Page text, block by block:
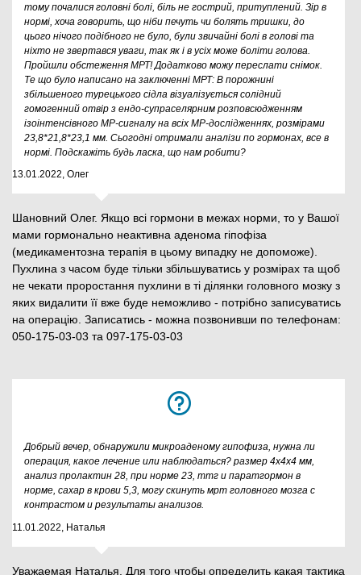
тому почалися головні болі, біль не гострий, притуплений. Зір в
нормі, хоча говорить, що ніби печуть чи болять тришки, до
цього нічого подібного не було, були звичайні болі в голові та
ніхто не звертався уваги, так як і в усіх може боліти голова.
Пройшли обстеження МРТ! Додатково можу переслати снімок.
Те що було написано на заключенні МРТ: В порожнині
збільшеного турецького сідла візуалізується солідний
гомогенний отвір з ендо-супраселярним розповсюдженням
ізоінтенсівного МР-сигналу на всіх МР-дослідженнях, розмірами
23,8*21,8*23,1 мм. Сьогодні отримали аналізи по гормонах, все в
нормі. Подскажіть будь ласка, що нам робити?
13.01.2022, Олег
Шановний Олег. Якщо всі гормони в межах норми, то у Вашої
мами гормонально неактивна аденома гіпофіза
(медикаментозна терапія в цьому випадку не допоможе).
Пухлина з часом буде тільки збільшуватись у розмірах та щоб
не чекати проростання пухлини в ті ділянки головного мозку з
яких видалити її вже буде неможливо - потрібно записуватись
на операцію. Записатись - можна позвонивши по телефонам:
050-175-03-03 та 097-175-03-03
Добрый вечер, обнаружили микроаденому гипофиза, нужна ли
операция, какое лечение или наблюдаться? размер 4х4х4 мм,
анализ пролактин 28, при норме 23, ттг и паратгормон в
норме, сахар в крови 5,3, могу скинуть мрт головного мозга с
контрастом и результаты анализов.
11.01.2022, Наталья
Уважаемая Наталья. Для того чтобы определить какая тактика